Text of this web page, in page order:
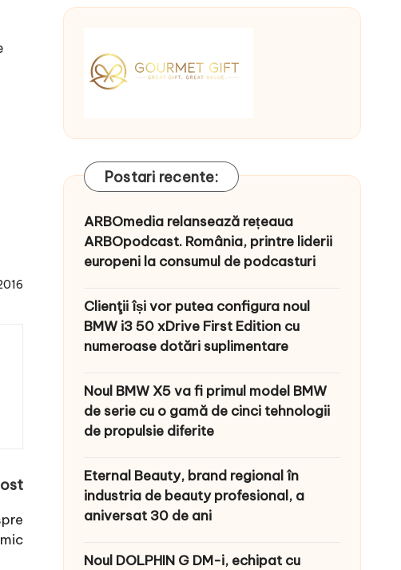
Postari recente:
ARBOmedia relansează rețeaua
ARBOpodcast. România, printre liderii
europeni la consumul de podcasturi
Clienţii își vor putea configura noul
BMW i3 50 xDrive First Edition cu
numeroase dotări suplimentare
Noul BMW X5 va fi primul model BMW
de serie cu o gamă de cinci tehnologii
de propulsie diferite
Eternal Beauty, brand regional în
industria de beauty profesional, a
aniversat 30 de ani
Noul DOLPHIN G DM-i, echipat cu